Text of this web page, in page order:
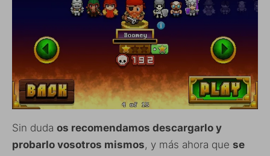
Sin duda os recomendamos descargarlo y
probarlo vosotros mismos, y más ahora que se